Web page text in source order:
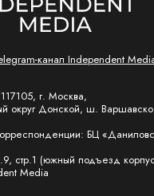
канал Independent
г. Москва,
округ Донской, ш.
БЦ
стр.1 (южный подъезд
Media